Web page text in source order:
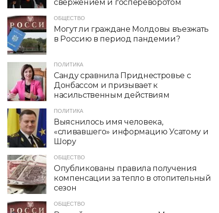
свержением и госпереворотом
ОБЩЕСТВО
Могут ли граждане Молдовы въезжать
в Россию в период пандемии?
ПОЛИТИКА
Санду сравнила Приднестровье с
Донбассом и призывает к
насильственным действиям
ПОЛИТИКА
Выяснилось имя человека,
«сливавшего» информацию Усатому и
Шору
ОБЩЕСТВО
Опубликованы правила получения
компенсации за тепло в отопительный
сезон
ОБЩЕСТВО